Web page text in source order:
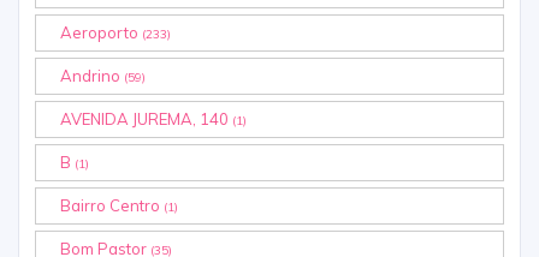
Aeroporto (233)
Andrino (59)
AVENIDA JUREMA, 140 (1)
B (1)
Bairro Centro (1)
Bom Pastor (35)